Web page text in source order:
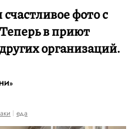
фото с
в приют
организаций.
еда